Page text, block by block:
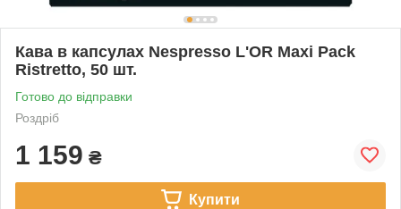
Кава в капсулах Nespresso L'OR Maxi Pack
Ristretto, 50 шт.
Готово до відправки
Роздріб
1 159 ₴
Купити